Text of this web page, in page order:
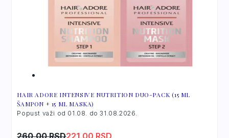
Aqua, Cetearyl Alcohol,
Behentrimonium Chloride, Cetrimonium
Chloride, Dicetyldimonium Chloride,
Dimethicone, Crambe Abyssinica Seed Oil,
Phenoxyethanol, Niacinamide, Creatine,
Centella Asiatica Extract, Parfum,
Ethylhexylglycerin, Citric Acid.
HAIR ADORE INTENSIVE NUTRITION DUO-PACK (15 ML
ŠAMPON + 15 ML MASKA)
Popust važi od 01.08. do 31.08.2026.
Original
Current